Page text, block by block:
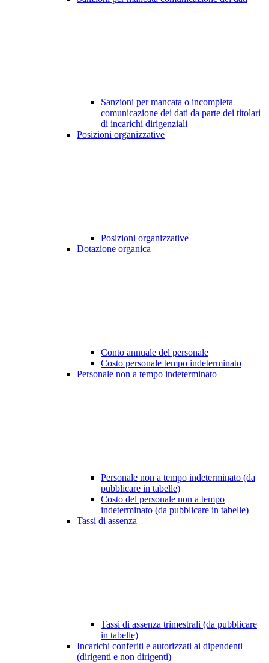
Sanzioni per mancata o incompleta
comunicazione dei dati da parte dei titolari
di incarichi dirigenziali
Posizioni organizzative
Posizioni organizzative
Dotazione organica
Conto annuale del personale
Costo personale tempo indeterminato
Personale non a tempo indeterminato
Personale non a tempo indeterminato (da
pubblicare in tabelle)
Costo del personale non a tempo
indeterminato (da pubblicare in tabelle)
Tassi di assenza
Tassi di assenza trimestrali (da pubblicare
in tabelle)
Incarichi conferiti e autorizzati ai dipendenti
(dirigenti e non dirigenti)